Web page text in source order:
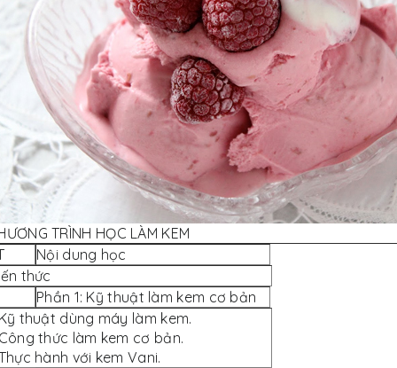
TRÌNH HỌC LÀM KEM
Nội dung học
thức
Phần 1: Kỹ thuật làm kem cơ bản
thuật dùng máy làm kem.
thức làm kem cơ bản.
hành với kem Vani.